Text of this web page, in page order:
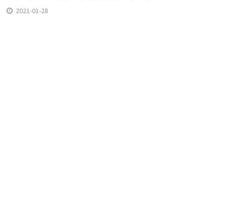
2021-01-28